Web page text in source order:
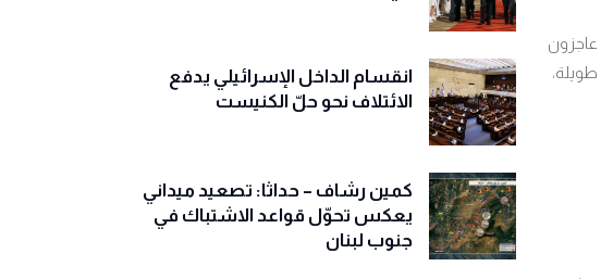
عاجزون
انقسام الداخل الإسرائيلي يدفع
الائتلاف نحو حلّ الكنيست
كمين رشاف – حداثا: تصعيد ميداني
يعكس تحوّل قواعد الاشتباك في
جنوب لبنان